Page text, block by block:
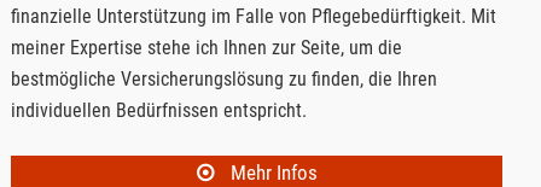
finanzielle Unterstützung im Falle von Pflegebedürftigkeit. Mit
meiner Expertise stehe ich Ihnen zur Seite, um die
bestmögliche Versicherungslösung zu finden, die Ihren
individuellen Bedürfnissen entspricht.
Mehr Infos